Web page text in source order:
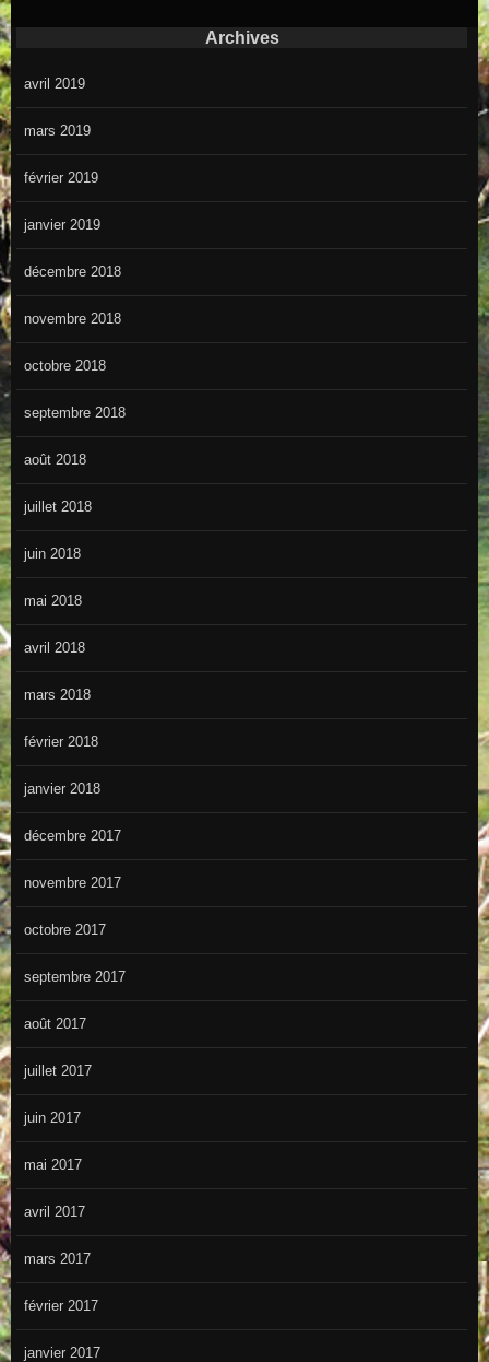
Archives
avril 2019
mars 2019
février 2019
janvier 2019
décembre 2018
novembre 2018
octobre 2018
septembre 2018
août 2018
juillet 2018
juin 2018
mai 2018
avril 2018
mars 2018
février 2018
janvier 2018
décembre 2017
novembre 2017
octobre 2017
septembre 2017
août 2017
juillet 2017
juin 2017
mai 2017
avril 2017
mars 2017
février 2017
janvier 2017